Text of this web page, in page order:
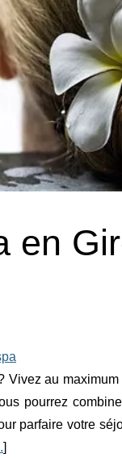
en
au
pourrez
parfaire votre
]